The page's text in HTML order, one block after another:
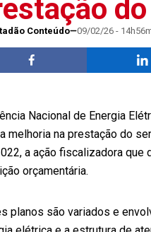
Conteúdo 09/02/26 -
Nacional de Energia
melhoria na prestação do
a ação fiscalizadora
orçamentária.
planos são variados e